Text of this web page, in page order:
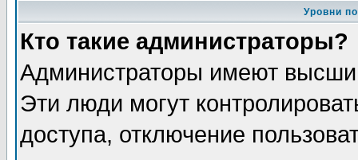
Уровни
Кто такие администраторы?
Администраторы имеют
Эти люди могут
доступа, отключение